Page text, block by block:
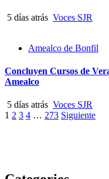
5 días atrás Voces SJR
Amealco de Bonfil
Concluyen Cursos de
Amealco
5 días atrás Voces SJR
Paginación
1 2 3 4 … 273 Siguiente